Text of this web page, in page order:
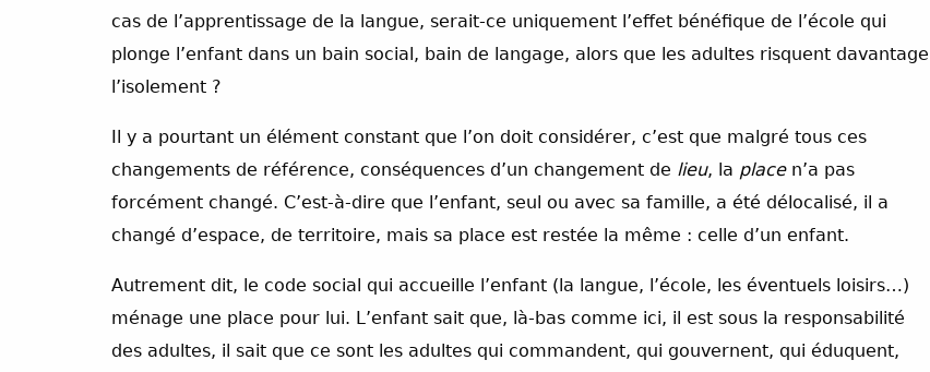
cas de l’apprentissage de la langue, serait-ce uniquement l’effet bénéfique de l’école qui
plonge l’enfant dans un bain social, bain de langage, alors que les adultes risquent davantage
l’isolement ?
Il y a pourtant un élément constant que l’on doit considérer, c’est que malgré tous ces
changements de référence, conséquences d’un changement de lieu, la placen’a pas
forcément changé. C’est-à-dire que l’enfant, seul ou avec sa famille, a été délocalisé, il a
changé d’espace, de territoire, mais sa place est restée la même : celle d’un enfant.
Autrement dit, le code social qui accueille l’enfant (la langue, l’école, les éventuels loisirs…)
ménage une place pour lui. L’enfant sait que, là-bas comme ici, il est sous la responsabilité
des adultes, il sait que ce sont les adultes qui commandent, qui gouvernent, qui éduquent,